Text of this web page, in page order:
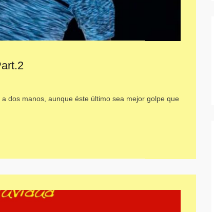
dos manos, aunque éste último sea mejor golpe que